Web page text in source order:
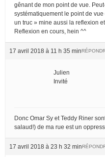
gênant de mon point de vue.
systématiquement le point de
un truc » mine aussi la reflexion
Reflexion en cours, hein ^^
17 avril 2018 à 11 h 35 min
Julien
Invité
Donc Omar Sy et Teddy Riner
salaud!) de ma rue est un
17 avril 2018 à 23 h 32 min